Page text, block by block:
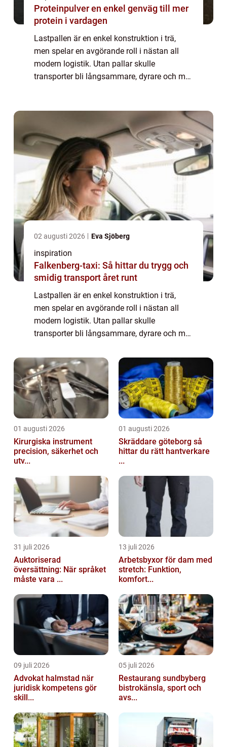
Proteinpulver en enkel genväg till mer
protein i vardagen
Lastpallen är en enkel konstruktion i trä,
men spelar en avgörande roll i nästan all
modern logistik. Utan pallar skulle
transporter bli långsammare, dyrare och mer
02 augusti 2026 Eva Sjöberg
inspiration
Falkenberg-taxi: Så hittar du trygg och
smidig transport året runt
Lastpallen är en enkel konstruktion i trä,
men spelar en avgörande roll i nästan all
modern logistik. Utan pallar skulle
transporter bli långsammare, dyrare och mer
livsmedel och elektronik till byggmaterial ...
01 augusti 2026
Kirurgiska instrument
precision, säkerhet och
utv...
01 augusti 2026
Skräddare göteborg så
hittar du rätt hantverkare
...
31 juli 2026
Auktoriserad
översättning: När språket
måste vara ...
13 juli 2026
Arbetsbyxor för dam med
stretch: Funktion,
komfort...
09 juli 2026
Advokat halmstad när
juridisk kompetens gör
skill...
05 juli 2026
Restaurang sundbyberg
bistrokänsla, sport och
avs...